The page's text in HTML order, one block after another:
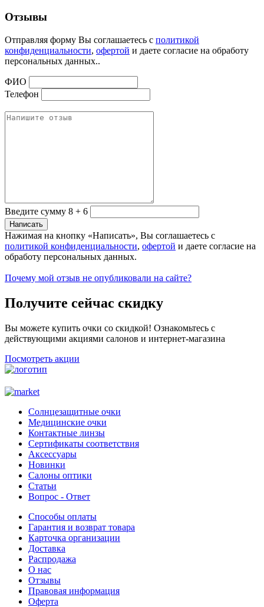
Отзывы
Отправляя форму Вы соглашаетесь с политикой
конфиденциальности, офертой и даете согласие на обработу
персональных данных..
ФИО
Телефон
Введите сумму 8 + 6
Нажимая на кнопку «Написать», Вы соглашаетесь с
политикой конфиденциальности, офертой и даете согласие на
обработу персональных данных.
Почему мой отзыв не опубликовали на сайте?
Получите сейчас скидку
Вы можете купить очки со скидкой! Ознакомьтесь с
действующими акциями салонов и интернет-магазина
Посмотреть акции
Солнцезащитные очки
Медицинские очки
Контактные линзы
Сертификаты соответствия
Аксессуары
Новинки
Салоны оптики
Статьи
Вопрос - Ответ
Способы оплаты
Гарантия и возврат товара
Карточка организации
Доставка
Распродажа
О нас
Отзывы
Правовая информация
Оферта